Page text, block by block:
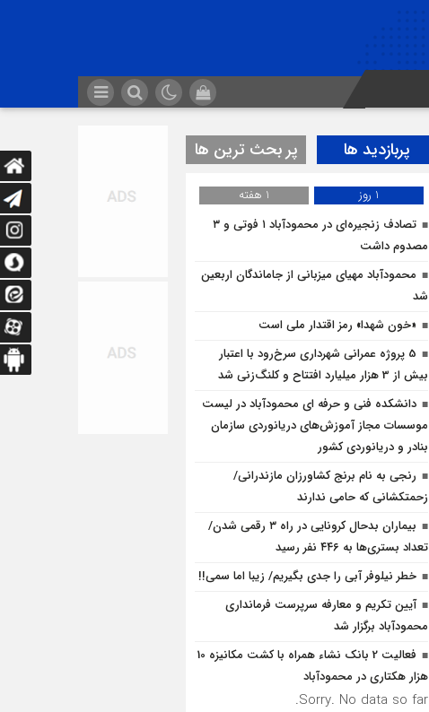
پربازدید ها پر بحث ترین ها
1 روز
1 هفته
تصادف زنجیره‌ای در محمودآباد ۱ فوتی و ۳
مصدوم داشت
محمودآباد مهیای میزبانی از جاماندگان اربعین
شد
«خون شهدا» رمز اقتدار ملی است
5 پروژه‌ عمرانی شهرداری سرخ‌رود با اعتبار
بیش از 3 هزار میلیارد افتتاح و کلنگ‌زنی شد
دانشکده فنی و حرفه ای محمودآباد در لیست
موسسات مجاز آموزش‌های دریانوردی سازمان
بنادر و دریانوردی کشور
رنجی به نام برنج کشاورزان مازندرانی/
زحمتکشانی که حامی ندارند
بیماران بدحال کرونایی در راه ۳ رقمی شدن/
تعداد بستری‌ها به ۴۴۶ نفر رسید
خطر نیلوفر آبی را جدی بگیریم/ زیبا اما سمی!!
آیین تکریم و معارفه سرپرست فرمانداری
محمودآباد برگزار شد
فعالیت 2 بانک نشاء همراه با کشت مکانیزه 10
هزار هکتاری در محمودآباد
Sorry. No data so far.